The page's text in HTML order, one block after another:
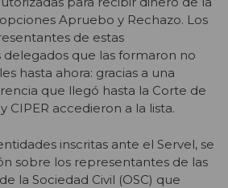
Apruebo y Rechazo. Los
de estas
delegados que las formaron no
hasta ahora: gracias a una
que llegó hasta la Corte de
CIPER accedieron a la lista.
inscritas ante el Servel, se
sobre los representantes de las
la Sociedad Civil (OSC) que